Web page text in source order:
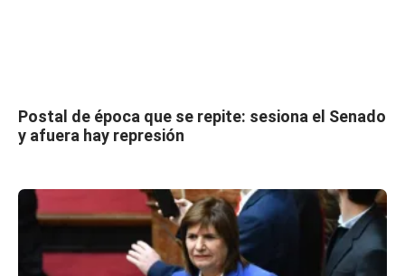
Postal de época que se repite: sesiona el Senado
y afuera hay represión